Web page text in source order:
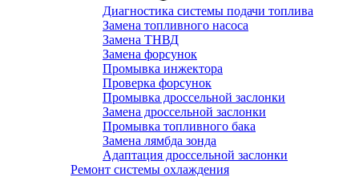
Диагностика системы подачи топлива
Замена топливного насоса
Замена ТНВД
Замена форсунок
Промывка инжектора
Проверка форсунок
Промывка дроссельной заслонки
Замена дроссельной заслонки
Промывка топливного бака
Замена лямбда зонда
Адаптация дроссельной заслонки
Ремонт системы охлаждения